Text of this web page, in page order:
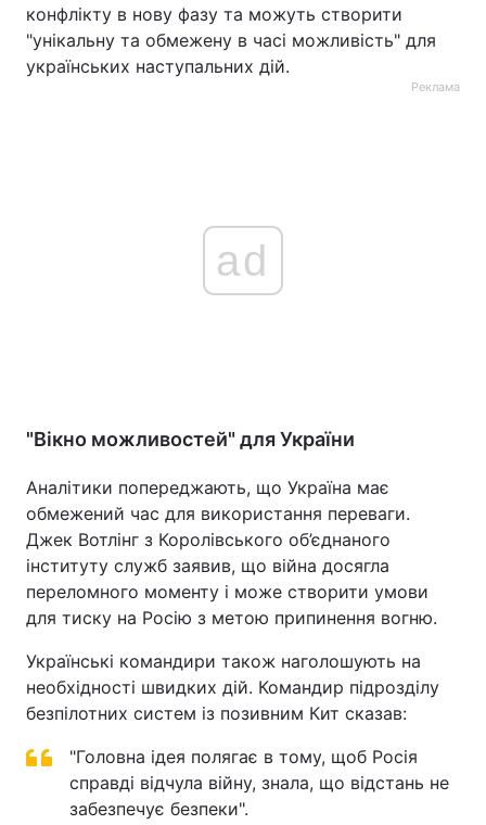
конфлікту в нову фазу та можуть створити
"унікальну та обмежену в часі можливість" для
українських наступальних дій.
Реклама
ad
"Вікно можливостей" для України
Аналітики попереджають, що Україна має
обмежений час для використання переваги.
Джек Вотлінг з Королівського об’єднаного
інституту служб заявив, що війна досягла
переломного моменту і може створити умови
для тиску на Росію з метою припинення вогню.
Українські командири також наголошують на
необхідності швидких дій. Командир підрозділу
безпілотних систем із позивним Кит сказав:
"Головна ідея полягає в тому, щоб Росія
справді відчула війну, знала, що відстань не
забезпечує безпеки".